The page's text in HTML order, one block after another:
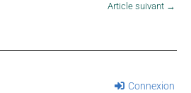
Article suivant →
Connexion